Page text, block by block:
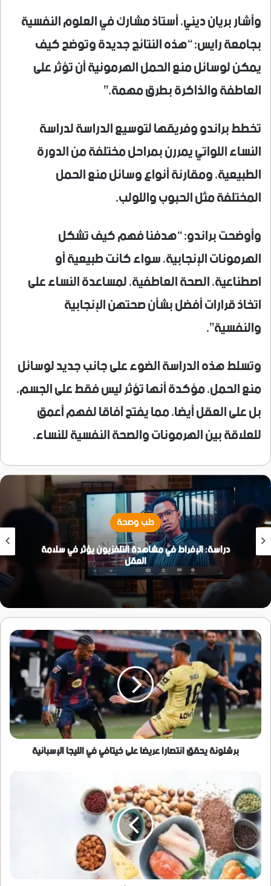
وأشار بريان ديني، أستاذ مشارك في العلوم النفسية
بجامعة رايس: “هذه النتائج جديدة وتوضح كيف
يمكن لوسائل منع الحمل الهرمونية أن تؤثر على
العاطفة والذاكرة بطرق مهمة.”
تخطط براندو وفريقها لتوسيع الدراسة لدراسة
النساء اللواتي يمررن بمراحل مختلفة من الدورة
الطبيعية، ومقارنة أنواع وسائل منع الحمل
المختلفة مثل الحبوب واللولب.
وأوضحت براندو: “هدفنا فهم كيف تشكل
الهرمونات الإنجابية، سواء كانت طبيعية أو
اصطناعية، الصحة العاطفية، لمساعدة النساء على
اتخاذ قرارات أفضل بشأن صحتهن الإنجابية
والنفسية”.
وتسلط هذه الدراسة الضوء على جانب جديد لوسائل
منع الحمل، مؤكدة أنها تؤثر ليس فقط على الجسم،
بل على العقل أيضا، مما يفتح آفاقا لفهم أعمق
للعلاقة بين الهرمونات والصحة النفسية للنساء.
طب وصحة
دراسة: الإفراط في مشاهدة التلفزيون يؤثر في سلامة
العقل
برشلونة
يحقق
انتصارا
عريضا
على
خيتافي
في
الليجا
الإسبانية
برشلونة يحقق انتصارا عريضا على خيتافي في الليجا الإسبانية
الكولاجين
الحقيقي..
5
أطعمة
تمنع
التجاعيد